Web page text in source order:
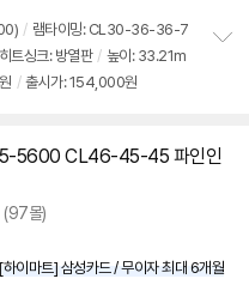
/ 램타이밍: CL30-36-36-7
히트싱크: 방열판 / 높이: 33.21m
/ 출시가: 154,000원
-5600 CL46-45-45 파인인
(97몰)
이마트] 삼성카드 / 무이자 최대 6개월